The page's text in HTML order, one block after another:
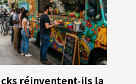
réinventent-ils la